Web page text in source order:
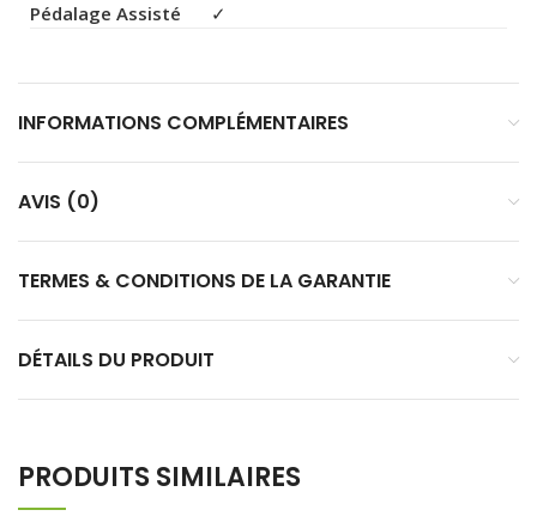
Pédalage Assisté ✓
INFORMATIONS COMPLÉMENTAIRES
AVIS (0)
TERMES & CONDITIONS DE LA GARANTIE
DÉTAILS DU PRODUIT
PRODUITS SIMILAIRES